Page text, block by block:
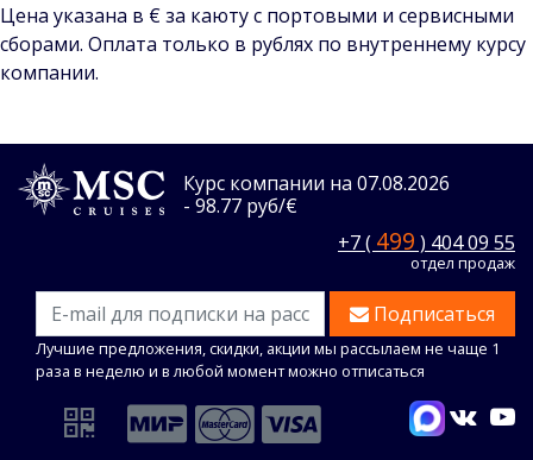
Цена указана в € за каюту с портовыми и сервисными
сборами. Оплата только в рублях по внутреннему курсу
компании.
Курс компании на 07.08.2026
- 98.77 руб/€
+7 ( 499 ) 404 09 55
отдел продаж
Подписаться
Лучшие предложения, скидки, акции мы рассылаем не чаще 1
раза в неделю и в любой момент можно отписаться